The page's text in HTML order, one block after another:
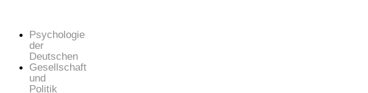
Psychologie
der
Deutschen
Gesellschaft
und
Politik